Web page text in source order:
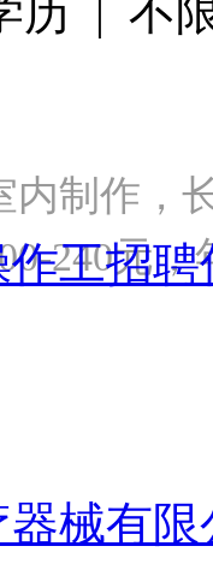
历 | 不
内制作，
240元
工招聘
械有限